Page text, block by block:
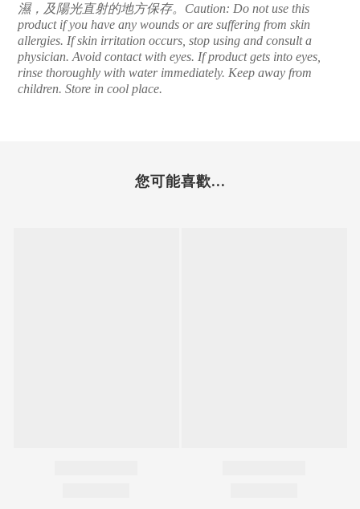
濕，及陽光直射的地方保存。Caution: Do not use this
product if you have any wounds or are suffering from skin
allergies. If skin irritation occurs, stop using and consult a
physician. Avoid contact with eyes. If product gets into eyes,
rinse thoroughly with water immediately. Keep away from
children. Store in cool place.
您可能喜歡...